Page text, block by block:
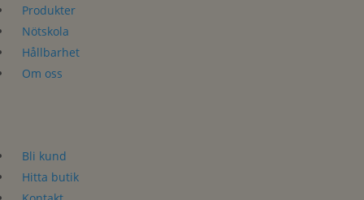
Produkter
Nötskola
Hållbarhet
Om oss
Bli kund
Hitta butik